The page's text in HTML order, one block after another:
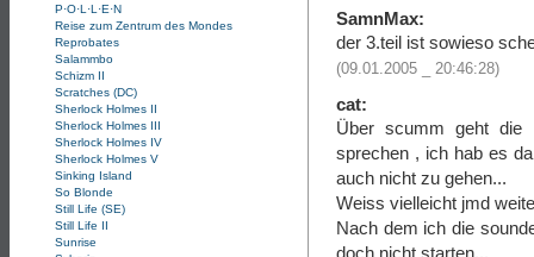
P·O·L·L·E·N
Reise zum Zentrum des Mondes
Reprobates
Salammbo
Schizm II
Scratches (DC)
Sherlock Holmes II
Sherlock Holmes III
Sherlock Holmes IV
Sherlock Holmes V
Sinking Island
So Blonde
Still Life (SE)
Still Life II
Sunrise
SamnMax:
der 3.teil ist sowieso
(09.01.2005 _ 20:46:28)
cat:
Über scumm geht die
sprechen , ich hab es
auch nicht zu gehen...
Weiss vielleicht jmd
Nach dem ich die